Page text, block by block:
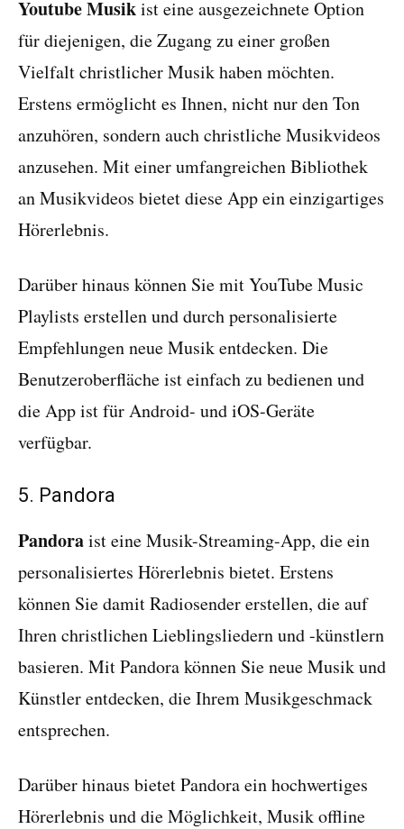
Youtube Musikist eine ausgezeichnete Option
für diejenigen, die Zugang zu einer großen
Vielfalt christlicher Musik haben möchten.
Erstens ermöglicht es Ihnen, nicht nur den Ton
anzuhören, sondern auch christliche Musikvideos
anzusehen. Mit einer umfangreichen Bibliothek
an Musikvideos bietet diese App ein einzigartiges
Hörerlebnis.
Darüber hinaus können Sie mit YouTube Music
Playlists erstellen und durch personalisierte
Empfehlungen neue Musik entdecken. Die
Benutzeroberfläche ist einfach zu bedienen und
die App ist für Android- und iOS-Geräte
verfügbar.
5. Pandora
Pandoraist eine Musik-Streaming-App, die ein
personalisiertes Hörerlebnis bietet. Erstens
können Sie damit Radiosender erstellen, die auf
Ihren christlichen Lieblingsliedern und -künstlern
basieren. Mit Pandora können Sie neue Musik und
Künstler entdecken, die Ihrem Musikgeschmack
entsprechen.
Darüber hinaus bietet Pandora ein hochwertiges
Hörerlebnis und die Möglichkeit, Musik offline